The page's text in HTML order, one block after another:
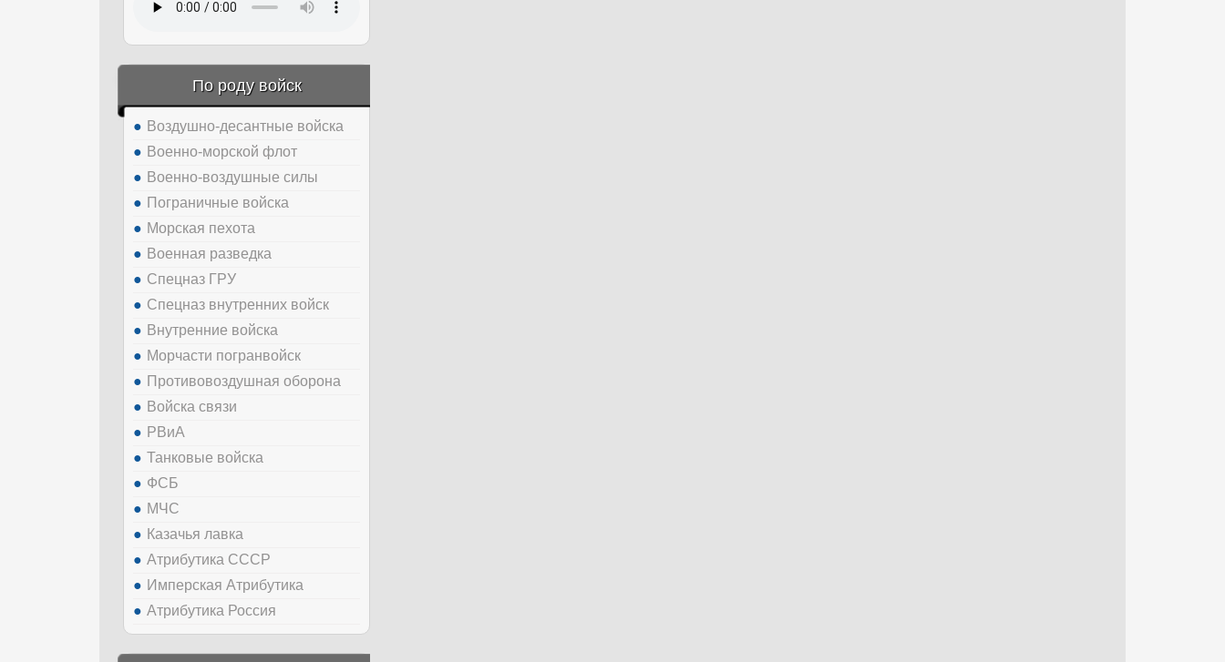
По роду войск
Воздушно-десантные войска
Военно-морской флот
Военно-воздушные силы
Пограничные войска
Морская пехота
Военная разведка
Спецназ ГРУ
Спецназ внутренних войск
Внутренние войска
Морчасти погранвойск
Противовоздушная оборона
Войска связи
РВиА
Танковые войска
ФСБ
МЧС
Казачья лавка
Атрибутика СССР
Имперская Атрибутика
Атрибутика Россия